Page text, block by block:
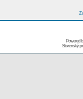
Powered
Slovenský